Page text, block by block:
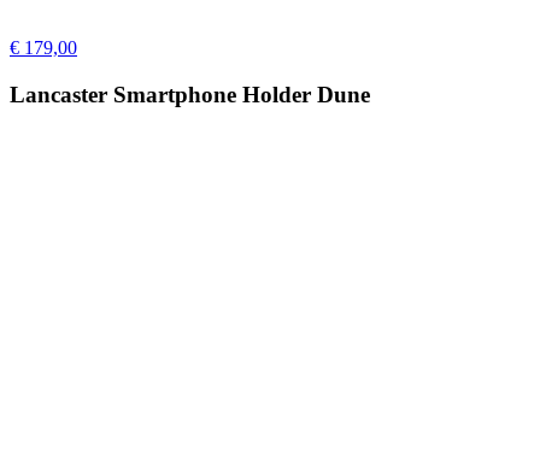
€ 179,00
Lancaster Smartphone Holder Dune